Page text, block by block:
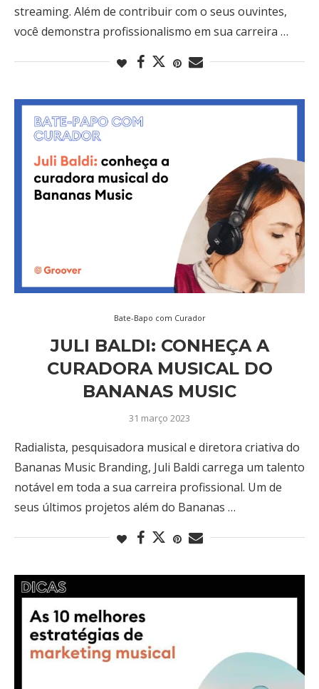
streaming. Além de contribuir com o seus ouvintes,
você demonstra profissionalismo em sua carreira …
Bate-Bapo com Curador
JULI BALDI: CONHEÇA A
CURADORA MUSICAL DO
BANANAS MUSIC
31 março 2023
Radialista, pesquisadora musical e diretora criativa do
Bananas Music Branding, Juli Baldi carrega um talento
notável em toda a sua carreira profissional. Um de
seus últimos projetos além do Bananas …